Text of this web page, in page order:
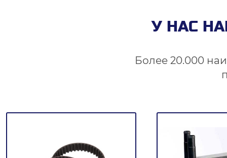
У НАС
Более 20.000